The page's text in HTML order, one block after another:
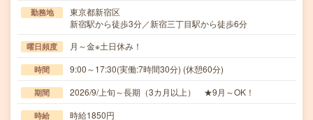
勤務地
東京都新宿区
新宿駅から徒歩3分／新宿三丁目駅から徒歩6分
曜日頻度 月～金※土日休み！
時間 9:00～17:30(実働:7時間30分) (休憩60分)
期間 2026/9/上旬～長期（3カ月以上） ★9月～OK！
時給 時給1850円